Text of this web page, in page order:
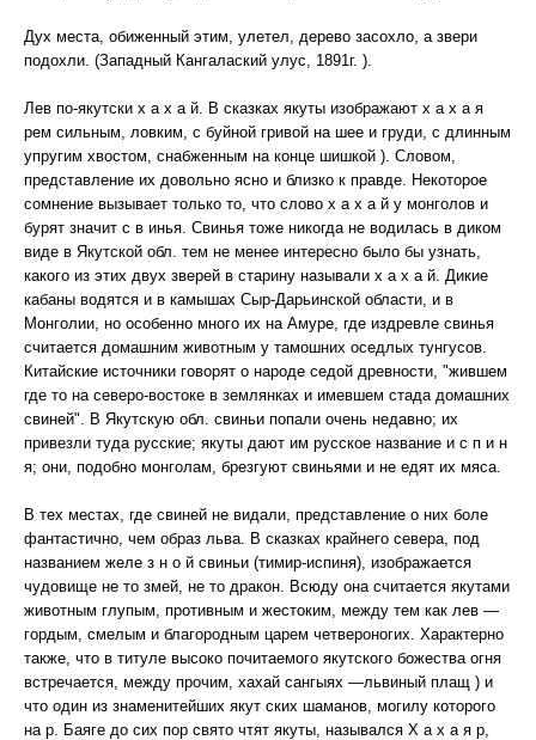
Дух места, обиженный этим, улетел, дерево засохло, а звери
подохли. (Западный Кангалаский улус, 1891г. ).
Лев по-якутски х а х а й. В сказках якуты изображают х а х а я
рем сильным, ловким, с буйной гривой на шее и груди, с длинным
упругим хвостом, снабженным на конце шишкой ). Словом,
представление их довольно ясно и близко к правде. Некоторое
сомнение вызывает только то, что слово х а х а й у монголов и
бурят значит с в инья. Свинья тоже никогда не водилась в диком
виде в Якутской обл. тем не менее интересно было бы узнать,
какого из этих двух зверей в старину называли х а х а й. Дикие
кабаны водятся и в камышах Сыр-Дарьинской области, и в
Монголии, но особенно много их на Амуре, где издревле свинья
считается домашним животным у тамошних оседлых тунгусов.
Китайские источники говорят о народе седой древности, "жившем
где то на северо-востоке в землянках и имевшем стада домашних
свиней". В Якутскую обл. свиньи попали очень недавно; их
привезли туда русские; якуты дают им русское название и с п и н
я; они, подобно монголам, брезгуют свиньями и не едят их мяса.
В тех местах, где свиней не видали, представление о них боле
фантастично, чем образ льва. В сказках крайнего севера, под
названием желе з н о й свиньи (тимир-испиня), изображается
чудовище не то змей, не то дракон. Всюду она считается якутами
животным глупым, противным и жестоким, между тем как лев —
гордым, смелым и благородным царем четвероногих. Характерно
также, что в титуле высоко почитаемого якутского божества огня
встречается, между прочим, хахай сангыях —львиный плащ ) и
что один из знаменитейших якут ских шаманов, могилу которого
на р. Баяге до сих пор свято чтят якуты, назывался X а х а я р,